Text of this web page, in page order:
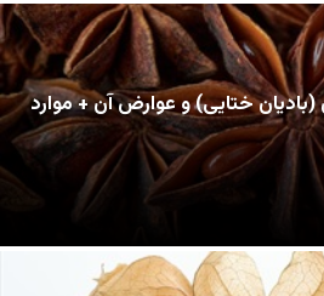
ختایی) و عوارض آن + موارد